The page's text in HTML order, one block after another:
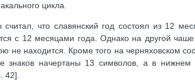
цикла.
что славянский год состоял из 12
с 12 месяцами года. Однако на другой
не находится. Кроме того на черняховском
знаков начертаны 13 символов, а в
42].